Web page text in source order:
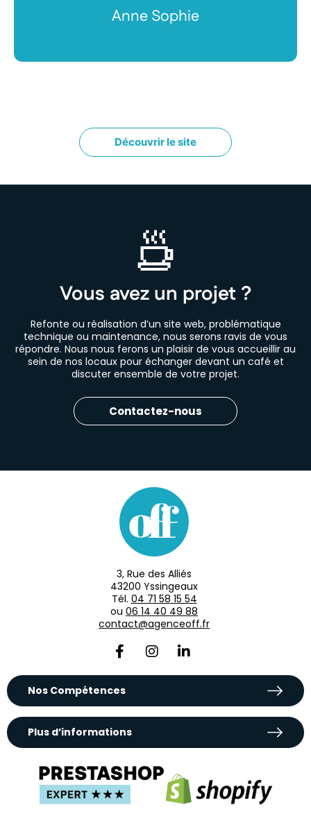
Anne Sophie
Découvrir le site
Vous avez un projet ?
Refonte ou réalisation d’un site web, problématique
technique ou maintenance, nous serons ravis de vous
répondre. Nous nous ferons un plaisir de vous accueillir au
sein de nos locaux pour échanger devant un café et
discuter ensemble de votre projet.
Contactez-nous
3, Rue des Alliés
43200 Yssingeaux
Tél. 04 71 58 15 54
ou 06 14 40 49 88
contact@agenceoff.fr
Nos Compétences
Plus d’informations